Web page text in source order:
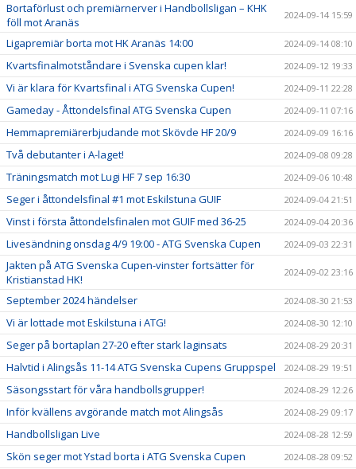
Bortaförlust och premiärnerver i Handbollsligan – KHK
föll mot Aranäs
2024-09-14 15:59
Ligapremiär borta mot HK Aranäs 14:00 2024-09-14 08:10
Kvartsfinalmotståndare i Svenska cupen klar! 2024-09-12 19:33
Vi är klara för Kvartsfinal i ATG Svenska Cupen! 2024-09-11 22:28
Gameday - Åttondelsfinal ATG Svenska Cupen 2024-09-11 07:16
Hemmapremiärerbjudande mot Skövde HF 20/9 2024-09-09 16:16
Två debutanter i A-laget! 2024-09-08 09:28
Träningsmatch mot Lugi HF 7 sep 16:30 2024-09-06 10:48
Seger i åttondelsfinal #1 mot Eskilstuna GUIF 2024-09-04 21:51
Vinst i första åttondelsfinalen mot GUIF med 36-25 2024-09-04 20:36
Livesändning onsdag 4/9 19:00 - ATG Svenska Cupen 2024-09-03 22:31
Jakten på ATG Svenska Cupen-vinster fortsätter för
Kristianstad HK!
2024-09-02 23:16
September 2024 händelser 2024-08-30 21:53
Vi är lottade mot Eskilstuna i ATG! 2024-08-30 12:10
Seger på bortaplan 27-20 efter stark laginsats 2024-08-29 20:31
Halvtid i Alingsås 11-14 ATG Svenska Cupens Gruppspel 2024-08-29 19:51
Säsongsstart för våra handbollsgrupper! 2024-08-29 12:26
Inför kvällens avgörande match mot Alingsås 2024-08-29 09:17
Handbollsligan Live 2024-08-28 12:59
Skön seger mot Ystad borta i ATG Svenska Cupen 2024-08-28 09:52